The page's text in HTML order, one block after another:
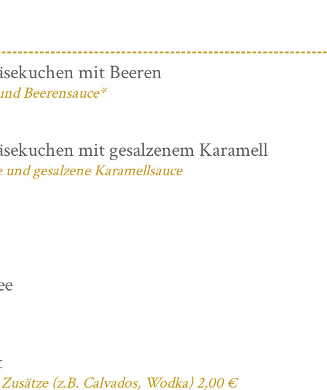
mit Beeren
Beerensauce*
mit gesalzenem Karamell
gesalzene Karamellsauce
(z.B. Calvados, Wodka) 2,00 €